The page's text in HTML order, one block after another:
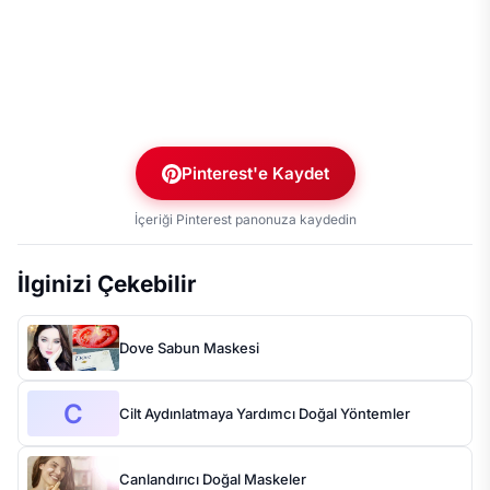
Pinterest'e Kaydet
İçeriği Pinterest panonuza kaydedin
İlginizi Çekebilir
Dove Sabun Maskesi
C Cilt Aydınlatmaya Yardımcı Doğal Yöntemler
Canlandırıcı Doğal Maskeler